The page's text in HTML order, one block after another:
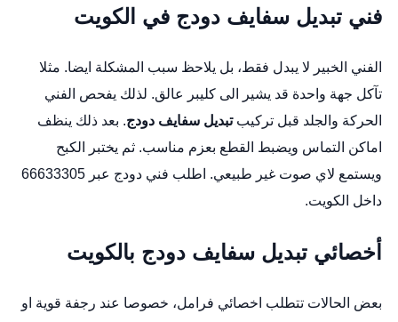
فني تبديل سفايف دودج في الكويت
الفني الخبير لا يبدل فقط، بل يلاحظ سبب المشكلة ايضا. مثلا
تآكل جهة واحدة قد يشير الى كليبر عالق. لذلك يفحص الفني
الحركة والجلد قبل تركيبتبديل سفايف دودج. بعد ذلك ينظف
اماكن التماس ويضبط القطع بعزم مناسب. ثم يختبر الكبح
ويستمع لاي صوت غير طبيعي. اطلب فني دودج عبر 66633305
داخل الكويت.
أخصائي تبديل سفايف دودج بالكويت
بعض الحالات تتطلب اخصائي فرامل، خصوصا عند رجفة قوية او